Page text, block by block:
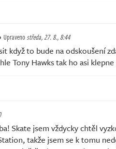
Upravenostředa, 27. 8., 8:44
když to bude na odskoušení
Tony Hawks tak ho asi klepne
Skate jsem vždycky chtěl
takže jsem se k tomu